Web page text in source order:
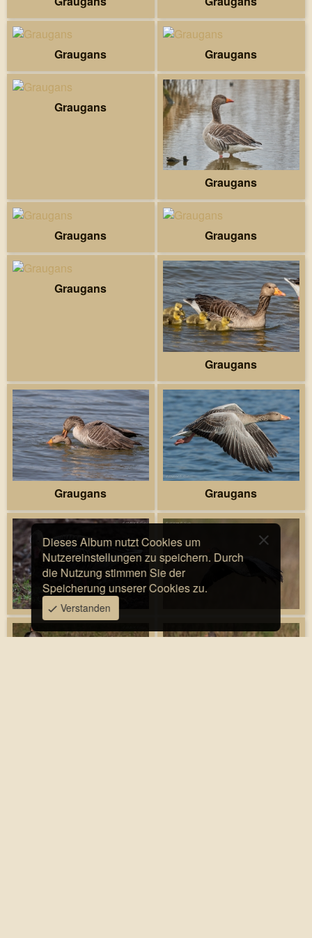
Graugans Graugans
Graugans
Graugans
Graugans Graugans
Graugans
Graugans
Graugans Graugans
Dieses Album nutzt Cookies um
Nutzereinstellungen zu speichern. Durch
die Nutzung stimmen Sie der
Speicherung unserer Cookies zu.
Verstanden